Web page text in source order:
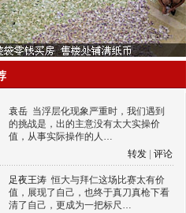
袁岳 当浮层化现象严重时，我们遇到
的挑战是，出的主意没有太大实操价
值，从事实际操作的人…
转发
评论
足夜王涛 恒大与拜仁这场比赛太有价
值，展现了自己，也终于真刀真枪下看
清了自己，更成为一把标尺…